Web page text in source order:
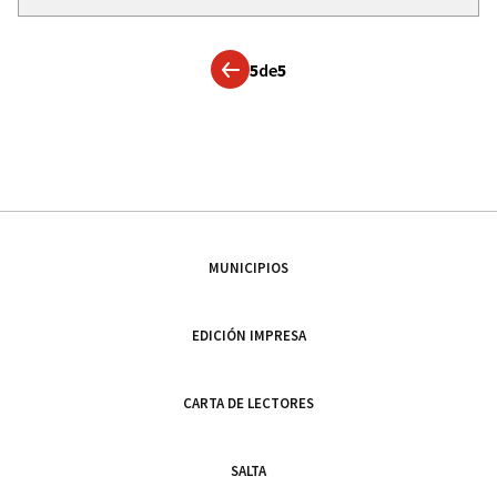
5de5
MUNICIPIOS
EDICIÓN IMPRESA
CARTA DE LECTORES
SALTA